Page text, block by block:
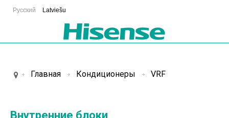
Русский Latviešu
Главная Кондиционеры VRF
Внутренние блоки